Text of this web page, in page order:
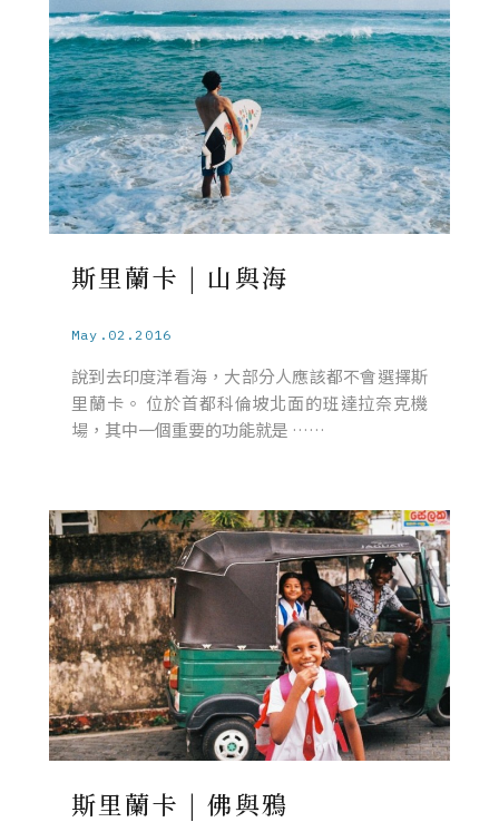
斯里蘭卡 | 山與海
May.02.2016
說到去印度洋看海，大部分人應該都不會選擇斯
里蘭卡。 位於首都科倫坡北面的班達拉奈克機
場，其中一個重要的功能就是 ……
斯里蘭卡 | 佛與鴉